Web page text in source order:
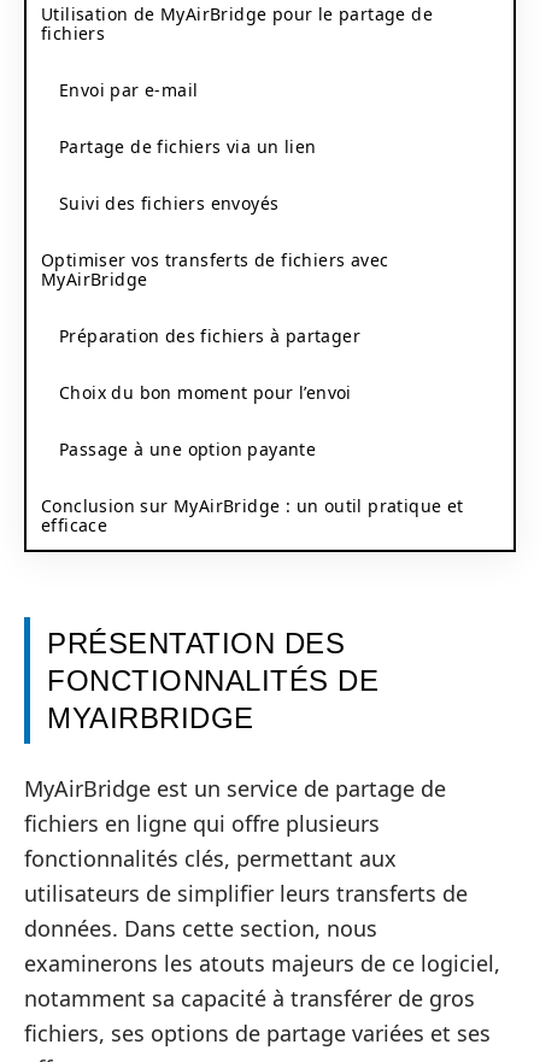
Utilisation de MyAirBridge pour le partage de
fichiers
Envoi par e-mail
Partage de fichiers via un lien
Suivi des fichiers envoyés
Optimiser vos transferts de fichiers avec
MyAirBridge
Préparation des fichiers à partager
Choix du bon moment pour l’envoi
Passage à une option payante
Conclusion sur MyAirBridge : un outil pratique et
efficace
PRÉSENTATION DES
FONCTIONNALITÉS DE
MYAIRBRIDGE
MyAirBridge est un service de partage de
fichiers en ligne qui offre plusieurs
fonctionnalités clés, permettant aux
utilisateurs de simplifier leurs transferts de
données. Dans cette section, nous
examinerons les atouts majeurs de ce logiciel,
notamment sa capacité à transférer de gros
fichiers, ses options de partage variées et ses